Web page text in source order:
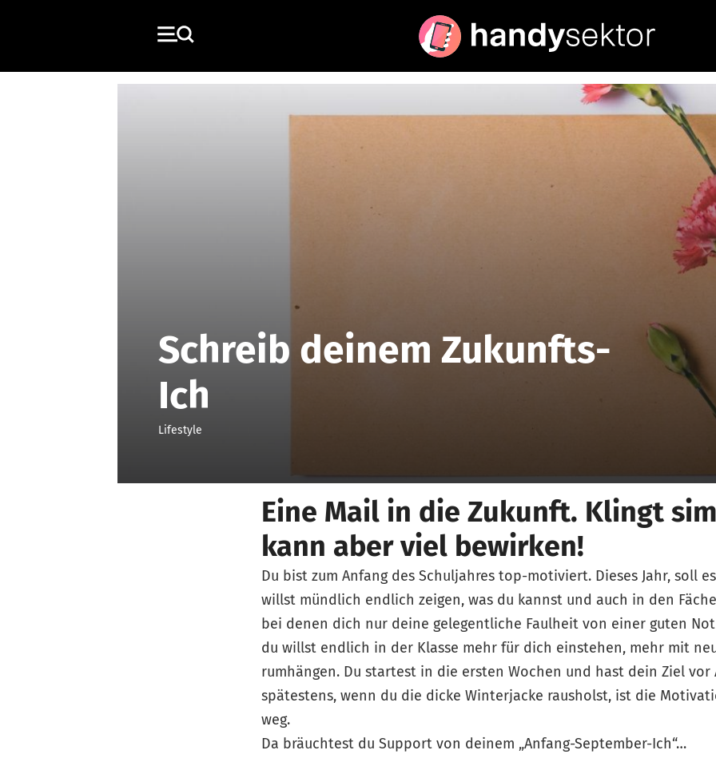
Schreib deinem Zukunfts-
Ich
Lifestyle
Eine Mail in die Zukunft. Klingt
kann aber viel bewirken!
Du bist zum Anfang des Schuljahres top-motiviert. Dieses Jahr, soll
willst mündlich endlich zeigen, was du kannst und auch in den
bei denen dich nur deine gelegentliche Faulheit von einer guten
du willst endlich in der Klasse mehr für dich einstehen, mehr mit
rumhängen. Du startest in die ersten Wochen und hast dein Ziel vor
spätestens, wenn du die dicke Winterjacke rausholst, ist die
weg.
Da bräuchtest du Support von deinem „Anfang-September-Ich“…